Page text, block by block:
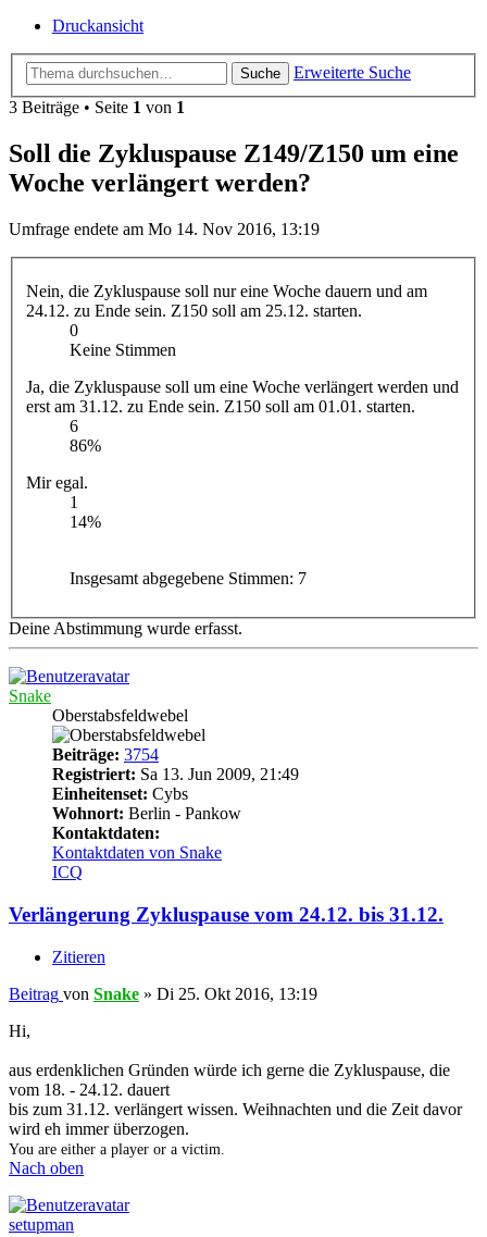
Druckansicht
Suche
Erweiterte Suche
3 Beiträge • Seite 1 von 1
Soll die Zykluspause Z149/Z150 um eine
Woche verlängert werden?
Umfrage endete am Mo 14. Nov 2016, 13:19
Nein, die Zykluspause soll nur eine Woche dauern und am
24.12. zu Ende sein. Z150 soll am 25.12. starten.
0
Keine Stimmen
Ja, die Zykluspause soll um eine Woche verlängert werden und
erst am 31.12. zu Ende sein. Z150 soll am 01.01. starten.
6
86%
Mir egal.
1
14%
Insgesamt abgegebene Stimmen: 7
Deine Abstimmung wurde erfasst.
Snake
Oberstabsfeldwebel
Beiträge: 3754
Registriert: Sa 13. Jun 2009, 21:49
Einheitenset: Cybs
Wohnort: Berlin - Pankow
Kontaktdaten:
Kontaktdaten von Snake
ICQ
Verlängerung Zykluspause vom 24.12. bis 31.12.
Zitieren
Beitrag von Snake » Di 25. Okt 2016, 13:19
Hi,
aus erdenklichen Gründen würde ich gerne die Zykluspause, die
vom 18. - 24.12. dauert
bis zum 31.12. verlängert wissen. Weihnachten und die Zeit davor
wird eh immer überzogen.
You are either a player or a victim.
Nach oben
setupman